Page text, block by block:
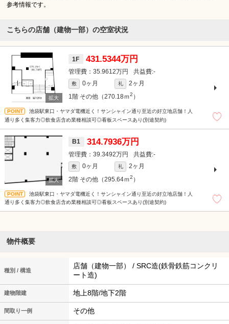
参考情報です。
こちらの店舗（建物一部）の空室状況
1F 431.5344万円
35.9612万円 -
敷 0ヶ月 礼
2ヶ月
1階 その他（270.18ｍ2 ）
池袋駅東口・ヤマダ電機近く！サンシャイン通り至近の好立地店舗！人
通り多く集客力◎飲食店含め業種相談可◎看板スペースあり(別途契約)
B1 314.7936万円
39.3492万円 -
敷 0ヶ月 礼
2ヶ月
2階 その他（295.64ｍ2 ）
池袋駅東口・ヤマダ電機近く！サンシャイン通り至近の好立地店舗！人
通り多く集客力◎飲食店含め業種相談可◎看板スペースあり(別途契約)
物件概要
種別 / 構造
店舗（建物一部） / SRC造(鉄骨鉄筋コンクリ
ート造)
建物階建 地上8階/地下2階
間取り一例 その他